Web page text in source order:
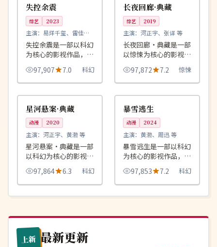
韩国
失控余震
综艺 2023
主演： 易烊千玺、雷佳音
等
失控余震是一部以科幻
为核心的影视作品，围
绕危机、反转与人物成
长展开，整体节奏紧
凑，值得推荐观看。
97,907 7.0 科幻
英国
长夜回廊·典藏
综艺 2019
主演： 河正宇、张译 等
长夜回廊·典藏是一部
以惊悚为核心的影视作
品，围绕危机、反转与
人物成长展开，整体节
奏紧凑，值得推荐观
看。
97,872 7.2 惊悚
英国
99:30
星河悬案·典藏
动漫 2020
主演： 河正宇、黄渤 等
星河悬案·典藏是一部
以科幻为核心的影视作
品，围绕危机、反转与
人物成长展开，整体节
奏紧凑，值得推荐观
看。
97,864 6.3 科幻
英国
99:49
暴雪逃生
动漫 2024
主演： 黄渤、周迅 等
暴雪逃生是一部以科幻
为核心的影视作品，围
绕危机、反转与人物成
长展开，整体节奏紧
凑，值得推荐观看。
97,853 7.2 科幻
上新 最新更新